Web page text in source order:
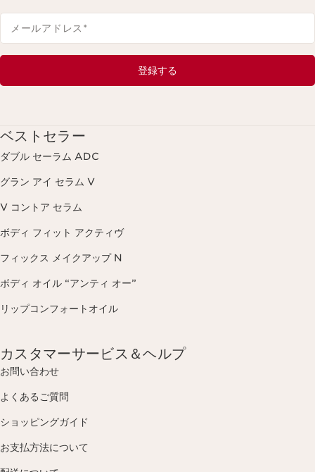
メールアドレス *
登録する
ベストセラー
ダブル セーラム ADC
グラン アイ セラム V
V コントア セラム
ボディ フィット アクティヴ
フィックス メイクアップ N
ボディ オイル “アンティ オー”
リップコンフォートオイル
カスタマーサービス＆ヘルプ
お問い合わせ
よくあるご質問
ショッピングガイド
お支払方法について